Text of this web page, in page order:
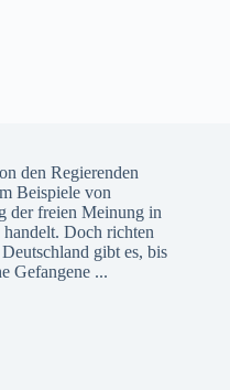
den Regierenden
Beispiele von
der freien Meinung in
Doch richten
gibt es, bis
Gefangene ...